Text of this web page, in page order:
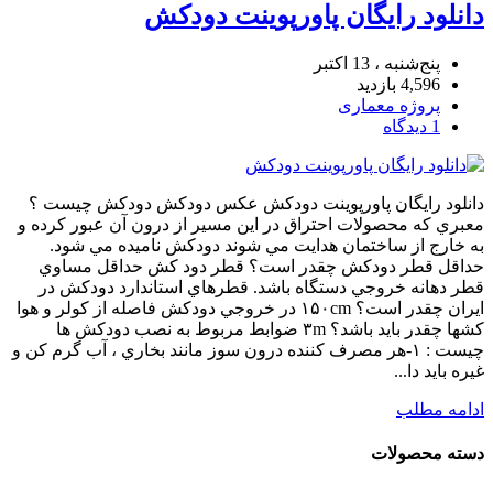
دانلود رایگان پاورپوینت دودکش
پنج‌شنبه ، 13 اکتبر
4,596 بازدید
پروژه معماری
1 دیدگاه
دانلود رایگان پاورپوینت دودکش عکس دودکش دودكش چيست ؟
معبري كه محصولات احتراق در اين مسير از درون آن عبور كرده و
به خارج از ساختمان هدايت مي شوند دودكش ناميده مي شود.
حداقل قطر دودكش چقدر است؟ قطر دود كش حداقل مساوي
قطر دهانه خروجي دستگاه باشد. قطرهاي استاندارد دودكش در
ايران چقدر است؟ ۱۵۰cm در خروجي دودكش فاصله از كولر و هوا
كشها چقدر بايد باشد؟ ۳m ضوابط مربوط به نصب دودكش ها
چيست : ۱-هر مصرف كننده درون سوز مانند بخاري ، آب گرم كن و
غيره بايد دا...
ادامه مطلب
دسته محصولات